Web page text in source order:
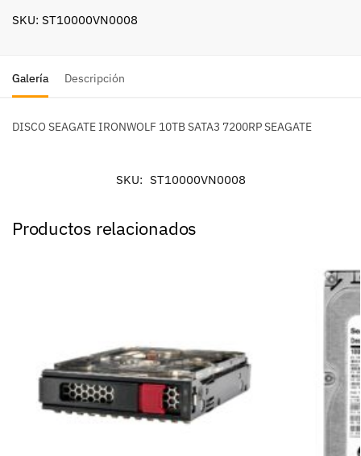
SKU: ST10000VN0008
Galería Descripción
DISCO SEAGATE IRONWOLF 10TB SATA3 7200RP SEAGATE
SKU: ST10000VN0008
Productos relacionados